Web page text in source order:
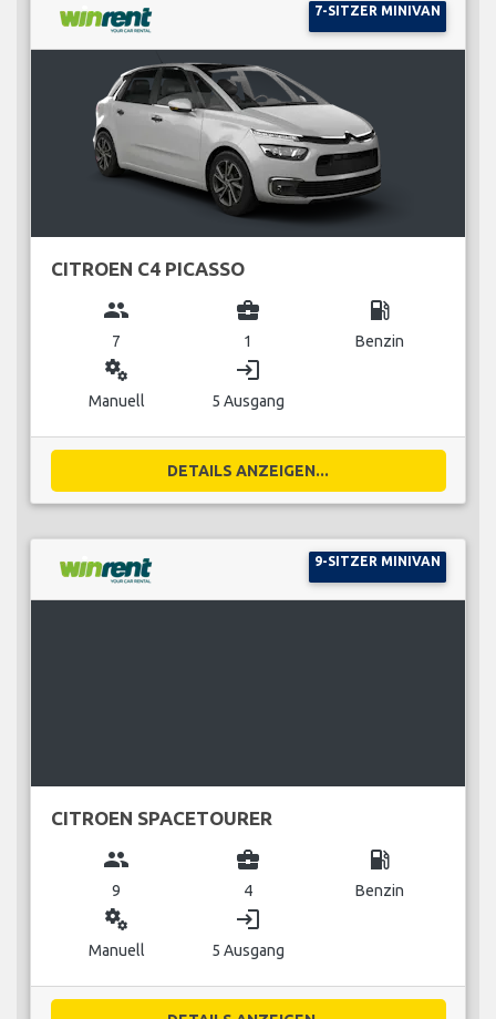
7-SITZER MINIVAN
CITROEN C4 PICASSO
group
7
business_center
1
local_gas_station
Benzin
miscellaneous_services
Manuell
login
5 Ausgang
DETAILS ANZEIGEN...
9-SITZER MINIVAN
CITROEN SPACETOURER
group
9
business_center
4
local_gas_station
Benzin
miscellaneous_services
Manuell
login
5 Ausgang